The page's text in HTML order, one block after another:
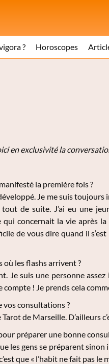
? Horoscopes
en exclusivité la
la première fois ?
Je me suis
de suite. J’ai eu une
concernait la vie après
de vous dire quand il
où les flashs arrivent ?
Je suis une personne
compte ! Je prends cela
vos consultations ?
de Marseille. D’ailleurs
préparer une bonne
les gens se préparent
que « l’habit ne fait pas le